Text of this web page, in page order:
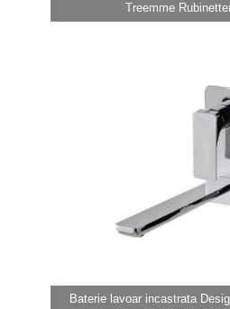
Treemme
Baterie lavoar incastrata